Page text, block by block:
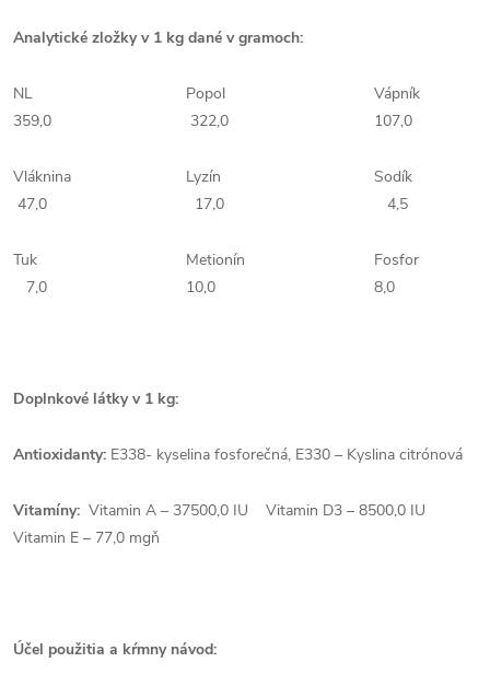
Analytické zložky v 1 kg dané v gramoch:
NL
359,0
Popol
322,0
107,0
Vláknina
47,0
Lyzín
17,0
4,5
Tuk
7,0
Metionín
10,0
8,0
Doplnkové látky v 1 kg:
Antioxidanty: E338- kyselina fosforečná, E330 – Kyslina citrónová
Vitamíny: Vitamin A – 37500,0 IU Vitamin D3 – 8500,0 IU
Vitamin E – 77,0 mgň
Účel použitia a kŕmny návod: